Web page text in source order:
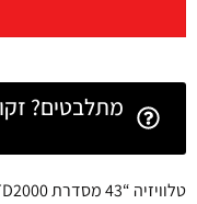
מתלבטים?